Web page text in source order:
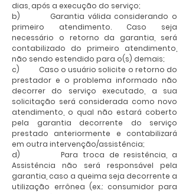
dias, após a execução do serviço;
b) Garantia válida considerando o
primeiro atendimento. Caso seja
necessário o retorno da garantia, será
contabilizado do primeiro atendimento,
não sendo estendido para o(s) demais;
c) Caso o usuário solicite o retorno do
prestador e o problema informado não
decorrer do serviço executado, a sua
solicitação será considerada como novo
atendimento, o qual não estará coberto
pela garantia decorrente do serviço
prestado anteriormente e contabilizará
em outra intervenção/assistência;
d) Para troca de resistência, a
Assistência não será responsável pela
garantia, caso a queima seja decorrente a
utilização errônea (ex.: consumidor para